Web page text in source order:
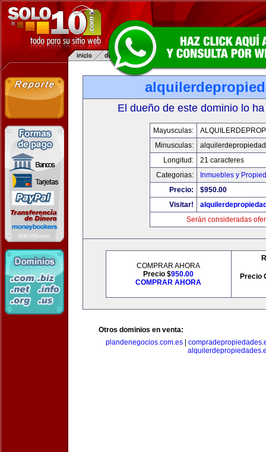
El dueño de este dominio lo
Mayusculas:
Minusculas:
Longitud:
21 caracteres
Categorias:
Inmuebles y
Precio:
$950.00
Visitar!
Serán consideradas
COMPRAR AHORA
Precio $950.00
COMPRAR AHORA
Precio
Otros dominios en venta:
plandenegocios.com.es|